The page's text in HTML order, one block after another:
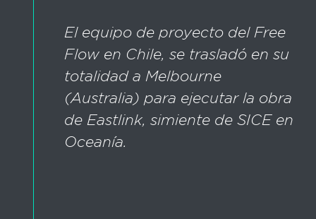
El equipo de proyecto del Free
Flow en Chile, se trasladó en su
totalidad a Melbourne
(Australia) para ejecutar la obra
de Eastlink, simiente de SICE en
Oceanía.